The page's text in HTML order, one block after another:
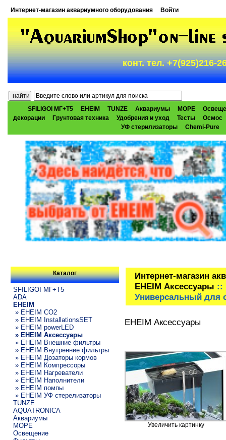
Интернет-магазин аквариумного оборудования Войти
конт. тел. +7(925)216-
SFILIGOI МГ+Т5 EHEIM TUNZE Аквариумы МОРЕ
декорации
Грунтовая техника Удобрения и уход Тесты
Осмос
УФ стерилизаторы
Chemi-Pure
Каталог
SFILIGOI МГ+Т5
ADA
EHEIM
» EHEIM CO2
» EHEIM InstallationsSET
» EHEIM powerLED
» EHEIM Аксессуары
» EHEIM Внешние фильтры
» EHEIM Внутренние фильтры
» EHEIM Дозаторы кормов
» EHEIM Компрессоры
» EHEIM Нагреватели
» EHEIM Наполнители
» EHEIM помпы
» EHEIM УФ стерелизаторы
TUNZE
AQUATRONICA
Аквариумы
МОРЕ
Освещение
Интернет-магазин
EHEIM Аксессуары ::
Универсальный для
EHEIM Аксессуары
Увеличить картинку